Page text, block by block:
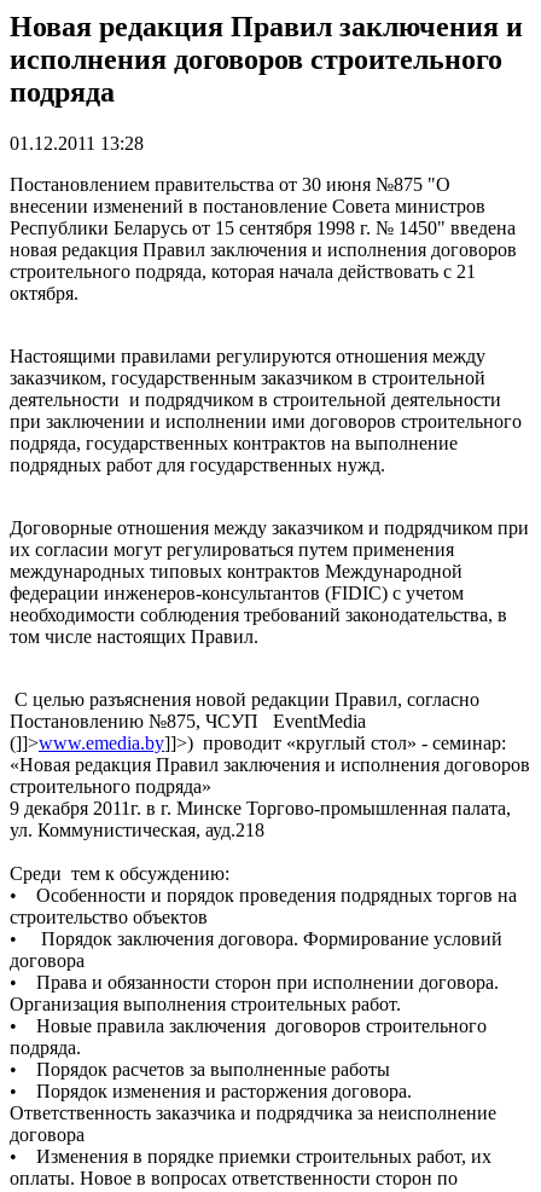
Новая редакция Правил заключения и
исполнения договоров строительного
подряда
01.12.2011 13:28
Постановлением правительства от 30 июня №875 "О
внесении изменений в постановление Совета министров
Республики Беларусь от 15 сентября 1998 г. № 1450" введена
новая редакция Правил заключения и исполнения договоров
строительного подряда, которая начала действовать с 21
октября.
Настоящими правилами регулируются отношения между
заказчиком, государственным заказчиком в строительной
деятельности и подрядчиком в строительной деятельности
при заключении и исполнении ими договоров строительного
подряда, государственных контрактов на выполнение
подрядных работ для государственных нужд.
Договорные отношения между заказчиком и подрядчиком при
их согласии могут регулироваться путем применения
международных типовых контрактов Международной
федерации инженеров-консультантов (FIDIC) с учетом
необходимости соблюдения требований законодательства, в
том числе настоящих Правил.
С целью разъяснения новой редакции Правил, согласно
Постановлению №875, ЧСУП EventMedia
(]]>www.emedia.by]]>) проводит «круглый стол» - семинар:
«Новая редакция Правил заключения и исполнения договоров
строительного подряда»
9 декабря 2011г. в г. Минске Торгово-промышленная палата,
ул. Коммунистическая, ауд.218
Среди тем к обсуждению:
• Особенности и порядок проведения подрядных торгов на
строительство объектов
• Порядок заключения договора. Формирование условий
договора
• Права и обязанности сторон при исполнении договора.
Организация выполнения строительных работ.
• Новые правила заключения договоров строительного
подряда.
• Порядок расчетов за выполненные работы
• Порядок изменения и расторжения договора.
Ответственность заказчика и подрядчика за неисполнение
договора
• Изменения в порядке приемки строительных работ, их
оплаты. Новое в вопросах ответственности сторон по